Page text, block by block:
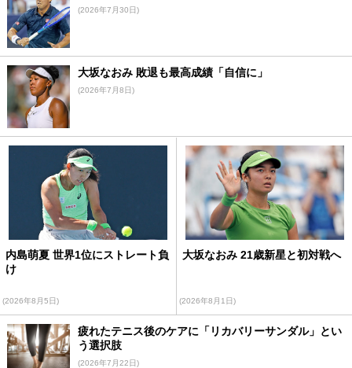
(2026年7月30日)
大坂なおみ 敗退も最高成績「自信に」
(2026年7月8日)
内島萌夏 世界1位にストレート負
け
(2026年8月5日)
大坂なおみ 21歳新星と初対戦へ
(2026年8月1日)
疲れたテニス後のケアに「リカバリーサンダル」とい
う選択肢
(2026年7月22日)